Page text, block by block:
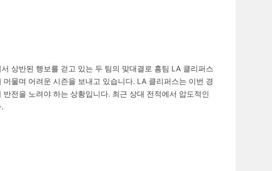
상반된 행보를 걷고 있는 두 팀의 맞대결로 홈팀 LA 클리퍼스
물며 어려운 시즌을 보내고 있습니다. LA 클리퍼스는 이번 경
전을 노려야 하는 상황입니다. 최근 상대 전적에서 압도적인